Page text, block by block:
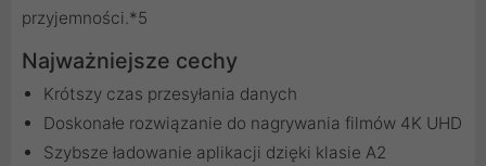
przyjemności.*5
Najważniejsze cechy
Krótszy czas przesyłania danych
Doskonałe rozwiązanie do nagrywania filmów 4K UHD
Szybsze ładowanie aplikacji dzięki klasie A2